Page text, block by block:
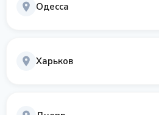
Одесса
Харьков